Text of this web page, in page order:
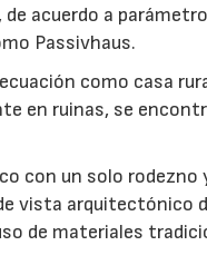
acuerdo a
Passivhaus.
como casa
en ruinas, se
con un solo
vista arquitectónico
de materiales